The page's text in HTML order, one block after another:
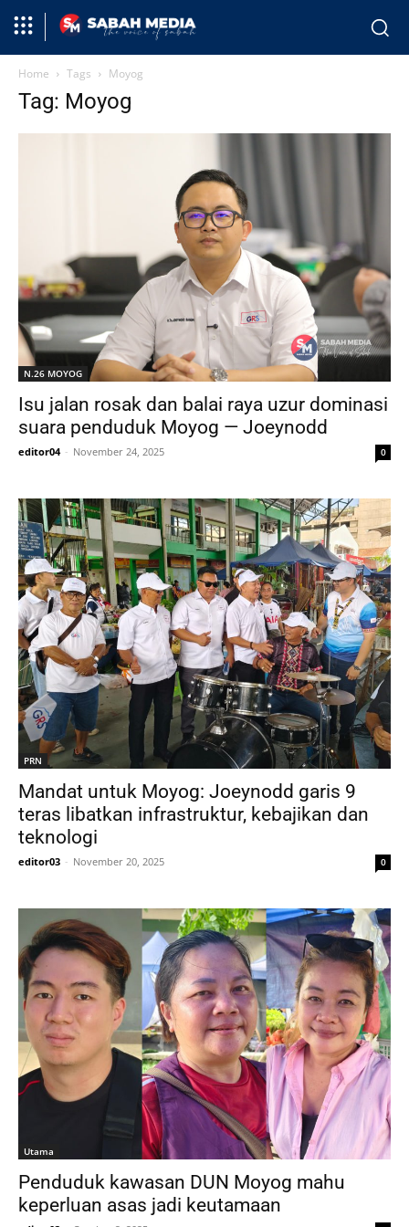
Home Tags Moyog
Tag: Moyog
N.26 MOYOG
Isu jalan rosak dan balai raya uzur dominasi
suara penduduk Moyog — Joeynodd
editor04 - November 24, 2025 0
PRN
Mandat untuk Moyog: Joeynodd garis 9
teras libatkan infrastruktur, kebajikan dan
teknologi
editor03 - November 20, 2025 0
Utama
Penduduk kawasan DUN Moyog mahu
keperluan asas jadi keutamaan